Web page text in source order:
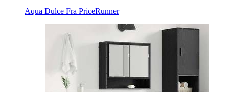
Aqua Dulce Fra PriceRunner